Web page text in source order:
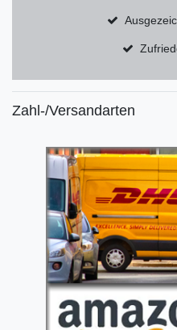
Zahl-/Versandarten